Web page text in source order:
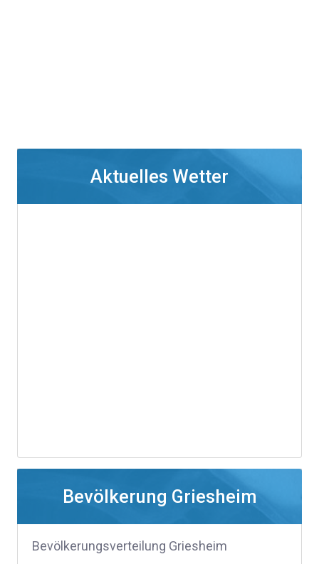
Aktuelles Wetter
Bevölkerung Griesheim
Bevölkerungsverteilung Griesheim